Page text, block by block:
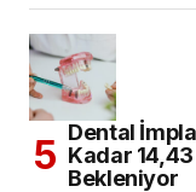
Dental
Kadar
Bekleniyor